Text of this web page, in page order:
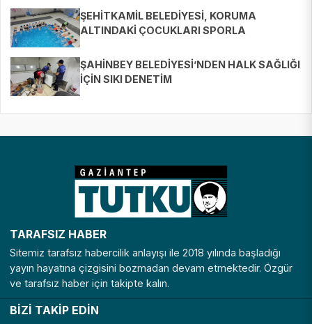
ŞEHİTKAMİL BELEDİYESİ, KORUMA
ALTINDAKİ ÇOCUKLARI SPORLA
ŞAHİNBEY BELEDİYESİ’NDEN HALK SAĞLIĞI
İÇİN SIKI DENETİM
TARAFSIZ HABER
Sitemiz tarafsız habercilik anlayışı ile 2018 yılında başladığı
yayın hayatına çizgisini bozmadan devam etmektedir. Özgür
ve tarafsız haber için takipte kalın.
BİZİ TAKİP EDİN